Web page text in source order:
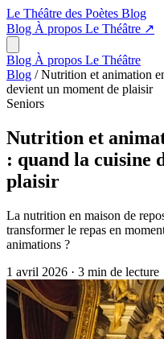
Le Théâtre des Poètes Blog
Blog À propos Le Théâtre ↗
Blog À propos Le Théâtre
Blog / Nutrition et animation
devient un moment de plaisir
Seniors
Nutrition et
: quand la cuisine
plaisir
La nutrition en maison de
transformer le repas en
animations ?
1 avril 2026 · 3 min de lecture